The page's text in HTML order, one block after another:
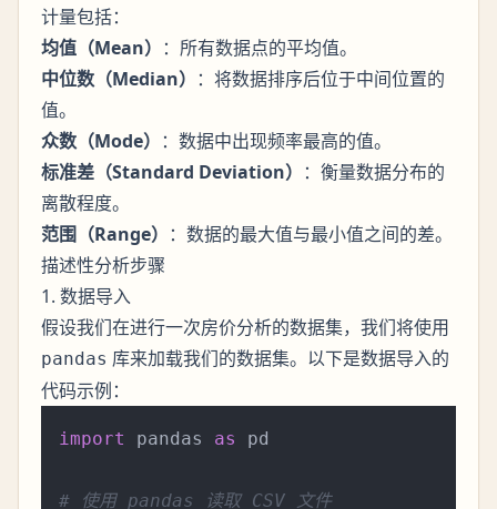
计量包括：
均值（Mean） ：所有数据点的平均值。
中位数（Median） ：将数据排序后位于中间位置的
值。
众数（Mode） ：数据中出现频率最高的值。
标准差（Standard Deviation） ：衡量数据分布的
离散程度。
范围（Range） ：数据的最大值与最小值之间的差。
描述性分析步骤
1. 数据导入
假设我们在进行一次房价分析的数据集，我们将使用
pandas 库来加载我们的数据集。以下是数据导入的
代码示例：
import pandas as pd
# 使用 pandas 读取 CSV 文件